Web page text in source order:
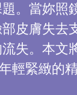
。當妳
皮膚失
失。本
緊緻的